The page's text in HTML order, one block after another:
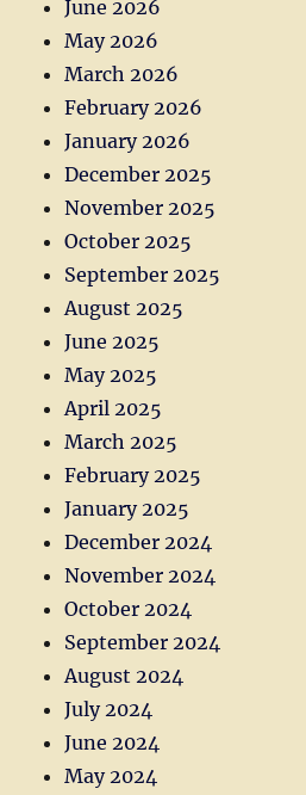
June 2026
May 2026
March 2026
February 2026
January 2026
December 2025
November 2025
October 2025
September 2025
August 2025
June 2025
May 2025
April 2025
March 2025
February 2025
January 2025
December 2024
November 2024
October 2024
September 2024
August 2024
July 2024
June 2024
May 2024